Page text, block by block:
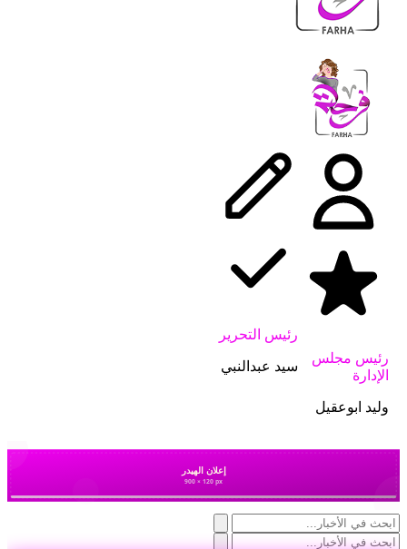
رئيس مجلس
الإدارة
وليد ابوعقيل
رئيس التحرير
سيد عبدالنبي